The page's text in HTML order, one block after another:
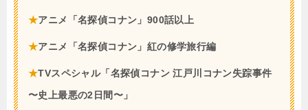
★アニメ「名探偵コナン」900話以上
★アニメ「名探偵コナン」紅の修学旅行編
★TVスペシャル「名探偵コナン 江戸川コナン失踪事件
〜史上最悪の2日間〜」